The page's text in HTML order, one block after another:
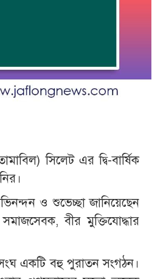
সিলেট এর দ্বি-বার্ষিক
ও শুভেচ্ছা জানিয়েছেন
বীর মুক্তিযোদ্ধার
একটি বহু পুরাতন সংগঠন।